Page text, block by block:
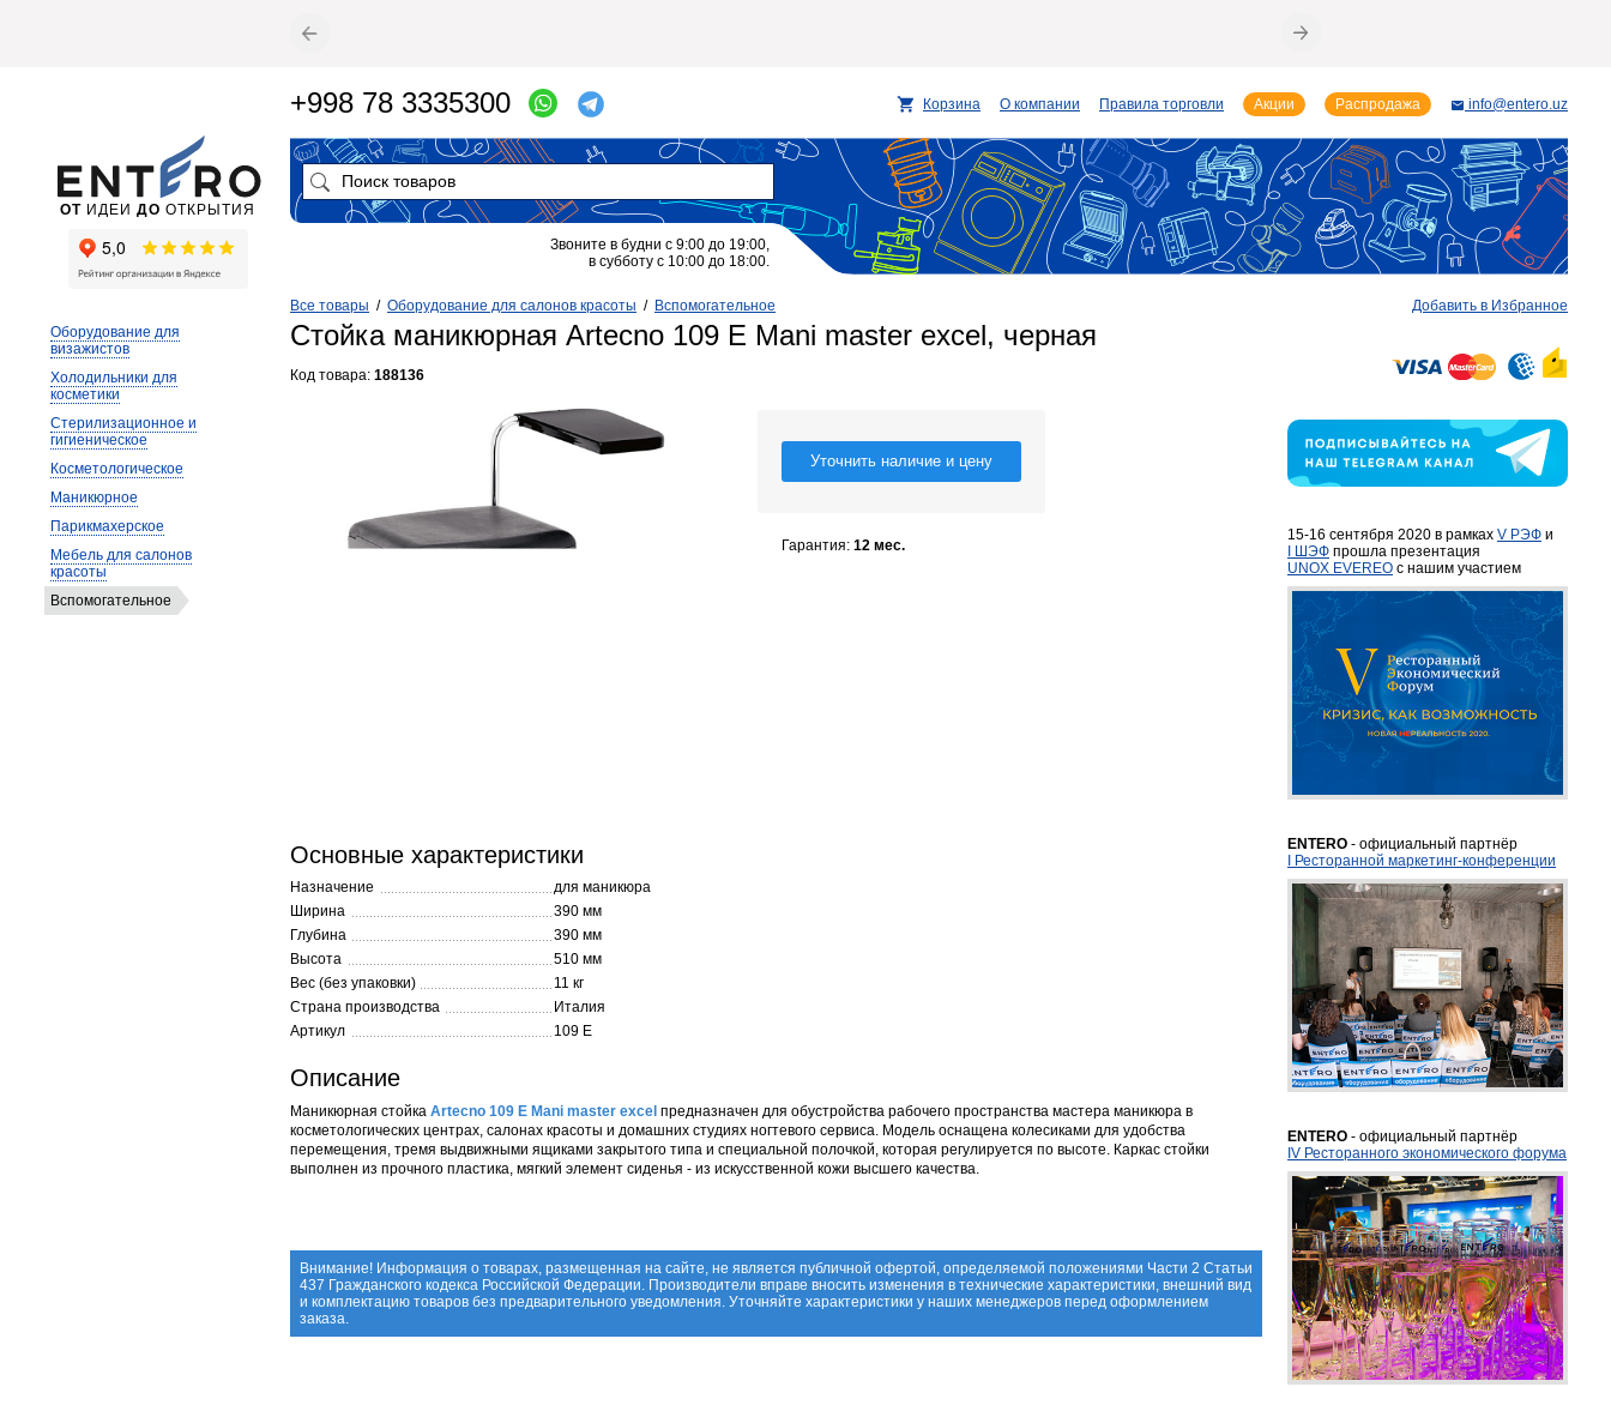
Все товары / Оборудование для салонов красоты / Вспомогательное
Стойка маникюрная Artecno 109 E Mani master excel, черная
Код товара: 188136
Уточнить наличие и цену
Гарантия: 12 мес.
Основные характеристики
Назначение
для маникюра
Ширина
390 мм
Глубина
390 мм
Высота
510 мм
Вес (без упаковки)
11 кг
Страна производства
Италия
Артикул
109 E
Описание
Маникюрная стойка Artecno 109 E Mani master excel предназначен для обустройства рабочего пространства мастера маникюра в
косметологических центрах, салонах красоты и домашних студиях ногтевого сервиса. Модель оснащена колесиками для удобства
перемещения, тремя выдвижными ящиками закрытого типа и специальной полочкой, которая регулируется по высоте. Каркас стойки
выполнен из прочного пластика, мягкий элемент сиденья - из искусственной кожи высшего качества.
Внимание! Информация о товарах, размещенная на сайте, не является публичной офертой, определяемой положениями Части 2 Статьи
437 Гражданского кодекса Российской Федерации. Производители вправе вносить изменения в технические характеристики, внешний вид
и комплектацию товаров без предварительного уведомления. Уточняйте характеристики у наших менеджеров перед оформлением
заказа.
Добавить в Избранное
15-16 сентября 2020 в рамках V РЭФ и
I ШЭФ прошла презентация
UNOX EVEREO с нашим участием
ENTERO - официальный партнёр
I Ресторанной маркетинг-конференции
ENTERO - официальный партнёр
IV Ресторанного экономического форума
Оборудование для
визажистов
Холодильники для
косметики
Стерилизационное и
гигиеническое
Косметологическое
Маникюрное
Парикмахерское
Мебель для салонов
красоты
Вспомогательное
ОТ ИДЕИ ДО ОТКРЫТИЯ
+998 78 3335300 Корзина О компании Правила торговли Акции Распродажа info@entero.uz
Звоните в будни с 9:00 до 19:00,
в субботу с 10:00 до 18:00.